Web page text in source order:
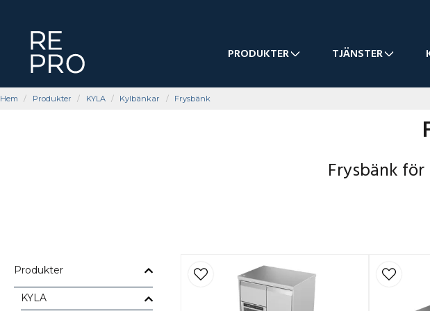
PRODUKTER TJÄNSTER
Hem Produkter KYLA Kylbänkar Frysbänk
Frysbänk
Hos Repro hittar du frysbänkar för restaurang, café, bageri och storkök
Produkter
KYLA